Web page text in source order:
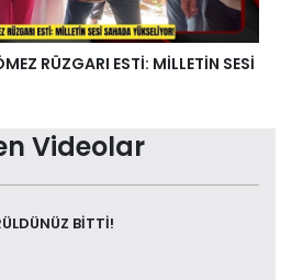
RÜZGARI ESTİ: MİLLETİN SESİ
Videolar
BİTTİ!